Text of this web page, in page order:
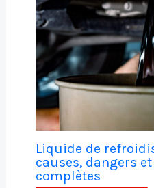
Liquide de
causes, dangers
complètes